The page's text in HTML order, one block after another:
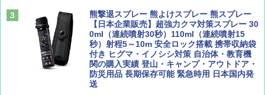
￥1,540
Coyote No.89 特集 星野道夫 夢見る旅
球の歩き方A ヨーロッパ
￥2,479
A26 地球の歩き方 チェコ ポーランド スロヴ
ァキア 2026～2027 地球の歩き方A ヨーロッ
￥4,980
ENDLESS BASE 《めざましテレビで紹介》
テント ワンタッチ RENEW 幅200 2-3人用 43
500002(89232)
￥5,999
熊撃退スプレー 熊よけスプレー 熊スプレー
【日本企業販売】超強力クマ対策スプレー 30
0ml（連続噴射30秒）110ml（連続噴射15
秒）射程5～10m 安全ロック搭載 携帯収納袋
付き ヒグマ・イノシシ対策 自治体・教育機
関の購入実績 登山・キャンプ・アウトドア・
防災用品 長期保存可能 緊急時用 日本国内発
送